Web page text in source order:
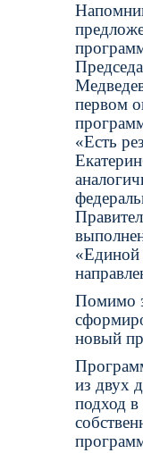
первом
«Есть
«Единой
Помимо
новый
из двух
подход